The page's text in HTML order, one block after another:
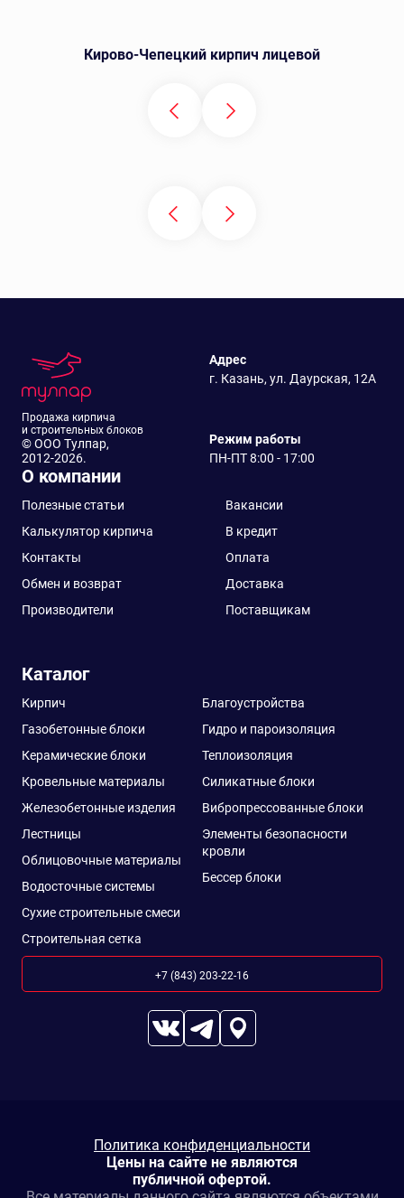
Кирово-Чепецкий кирпич лицевой
Продажа кирпича
и строительных блоков
© ООО Тулпар,
2012-2026.
Адрес
г. Казань, ул. Даурская, 12А
Режим работы
ПН-ПТ 8:00 - 17:00
О компании
Полезные статьи
Вакансии
Калькулятор кирпича
В кредит
Контакты
Оплата
Обмен и возврат
Доставка
Производители
Поставщикам
Каталог
Кирпич
Газобетонные блоки
Керамические блоки
Кровельные материалы
Железобетонные изделия
Лестницы
Облицовочные материалы
Водосточные системы
Сухие строительные смеси
Строительная сетка
Благоустройства
Гидро и пароизоляция
Теплоизоляция
Силикатные блоки
Вибропрессованные блоки
Элементы безопасности
кровли
Бессер блоки
+7 (843) 203-22-16
Цены на сайте не являются
публичной офертой.
Политика конфиденциальности